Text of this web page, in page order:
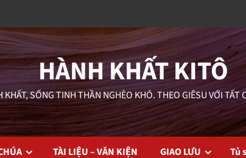
HÀNH KHẤT KITÔ
KHẤT, SỐNG TINH THẦN NGHÈO KHÓ. THEO GIÊSU VỚI TẤT
TÀI LIỆU – VĂN KIỆN GIAO LƯU Tủ